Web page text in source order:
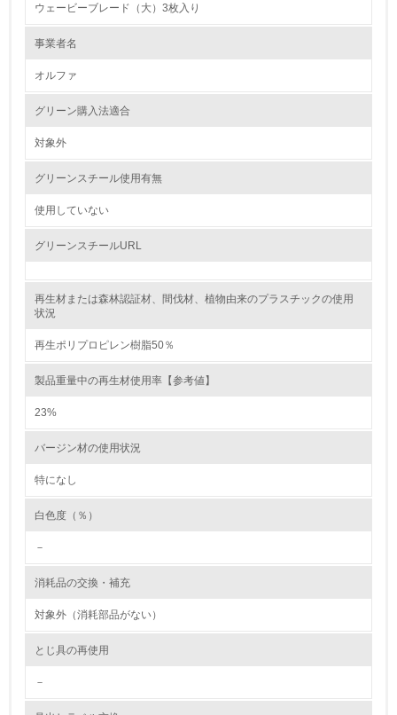
レベル2
環境取り組み体制と成果を定期的に検証して次の活動に活
境対策を理解し、実践している
環境活動に関する規格やプログラムを導入している
第三者認証を取得している
ウェービーブレード（大）3枚入り
事業者名
オルファ
グリーン購入法適合
対象外
グリーンスチール使用有無
使用していない
グリーンスチールURL
再生材または森林認証材、間伐材、植物由来のプラスチックの使用
状況
再生ポリプロピレン樹脂50％
製品重量中の再生材使用率【参考値】
23%
バージン材の使用状況
特になし
白色度（％）
－
消耗品の交換・補充
対象外（消耗部品がない）
とじ具の再使用
－